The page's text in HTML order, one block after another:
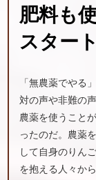
肥料も
スタート
「無農薬でやる
対の声や非難の
農薬を使うこと
ったのだ。農薬
して自身のりん
を抱える人々か